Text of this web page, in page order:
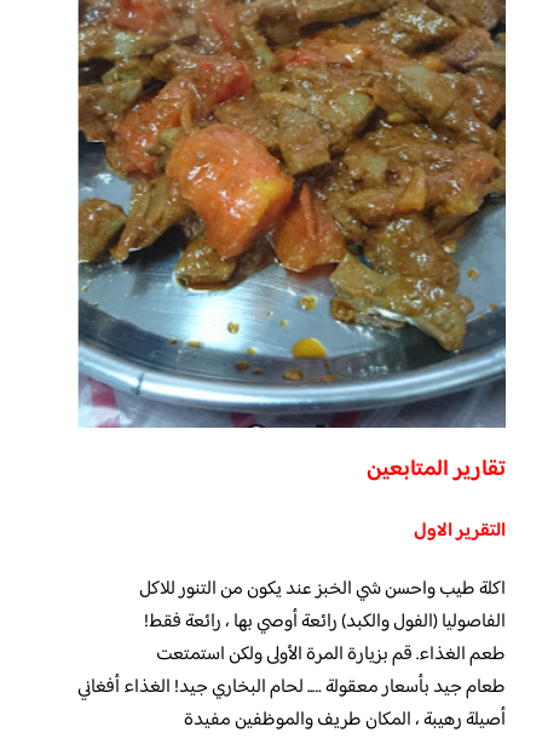
تقارير المتابعين
التقرير الاول
اكلة طيب واحسن شي الخبز عند يكون من التنور للاكل
الفاصوليا (الفول والكبد) رائعة أوصي بها ، رائعة فقط!
طعم الغذاء. قم بزيارة المرة الأولى ولكن استمتعت
طعام جيد بأسعار معقولة ….. لحام البخاري جيد! الغذاء أفغاني
أصيلة رهيبة ، المكان طريف والموظفين مفيدة